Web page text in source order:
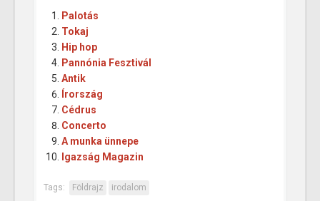
Palotás
Tokaj
Hip hop
Pannónia Fesztivál
Antik
Írország
Cédrus
Concerto
A munka ünnepe
Igazság Magazin
Tags: Földrajz irodalom